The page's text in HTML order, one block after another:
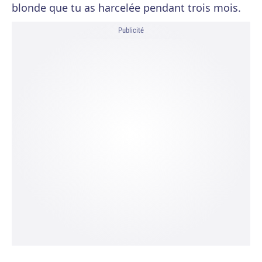
blonde que tu as harcelée pendant trois mois.
Publicité